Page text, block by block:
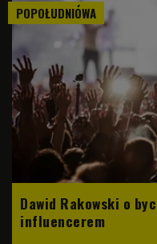
POPOŁUDNIÓWA
Dawid Rakowski o
influencerem